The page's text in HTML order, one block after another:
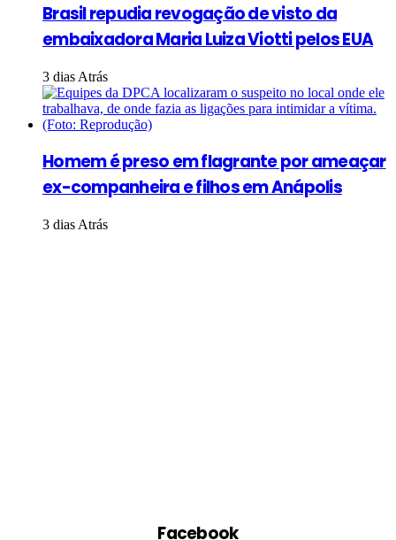
Brasil repudia revogação de visto da
embaixadora Maria Luiza Viotti pelos EUA
3 dias Atrás
Homem é preso em flagrante por ameaçar
ex-companheira e filhos em Anápolis
3 dias Atrás
Facebook